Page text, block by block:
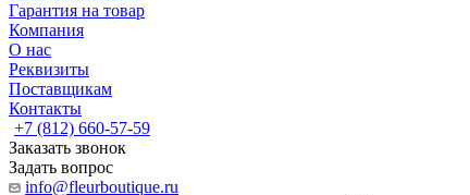
Гарантия на товар
Компания
О нас
Реквизиты
Поставщикам
Контакты
+7 (812) 660-57-59
Заказать звонок
Задать вопрос
info@fleurboutique.ru